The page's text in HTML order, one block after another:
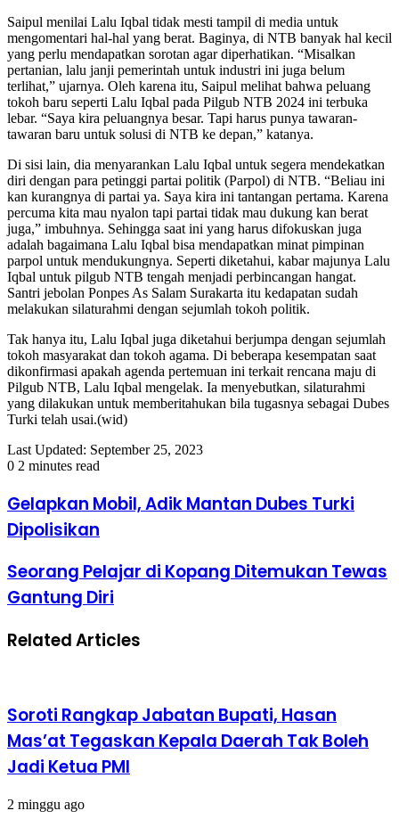
Saipul menilai Lalu Iqbal tidak mesti tampil di media untuk
mengomentari hal-hal yang berat. Baginya, di NTB banyak hal kecil
yang perlu mendapatkan sorotan agar diperhatikan. “Misalkan
pertanian, lalu janji pemerintah untuk industri ini juga belum
terlihat,” ujarnya. Oleh karena itu, Saipul melihat bahwa peluang
tokoh baru seperti Lalu Iqbal pada Pilgub NTB 2024 ini terbuka
lebar. “Saya kira peluangnya besar. Tapi harus punya tawaran-
tawaran baru untuk solusi di NTB ke depan,” katanya.
Di sisi lain, dia menyarankan Lalu Iqbal untuk segera mendekatkan
diri dengan para petinggi partai politik (Parpol) di NTB. “Beliau ini
kan kurangnya di partai ya. Saya kira ini tantangan pertama. Karena
percuma kita mau nyalon tapi partai tidak mau dukung kan berat
juga,” imbuhnya. Sehingga saat ini yang harus difokuskan juga
adalah bagaimana Lalu Iqbal bisa mendapatkan minat pimpinan
parpol untuk mendukungnya. Seperti diketahui, kabar majunya Lalu
Iqbal untuk pilgub NTB tengah menjadi perbincangan hangat.
Santri jebolan Ponpes As Salam Surakarta itu kedapatan sudah
melakukan silaturahmi dengan sejumlah tokoh politik.
Tak hanya itu, Lalu Iqbal juga diketahui berjumpa dengan sejumlah
tokoh masyarakat dan tokoh agama. Di beberapa kesempatan saat
dikonfirmasi apakah agenda pertemuan ini terkait rencana maju di
Pilgub NTB, Lalu Iqbal mengelak. Ia menyebutkan, silaturahmi
yang dilakukan untuk memberitahukan bila tugasnya sebagai Dubes
Turki telah usai.(wid)
Last Updated: September 25, 2023
0 2 minutes read
Gelapkan Mobil, Adik Mantan Dubes Turki
Dipolisikan
Seorang Pelajar di Kopang Ditemukan Tewas
Gantung Diri
Related Articles
Soroti Rangkap Jabatan Bupati, Hasan
Mas’at Tegaskan Kepala Daerah Tak Boleh
Jadi Ketua PMI
2 minggu ago